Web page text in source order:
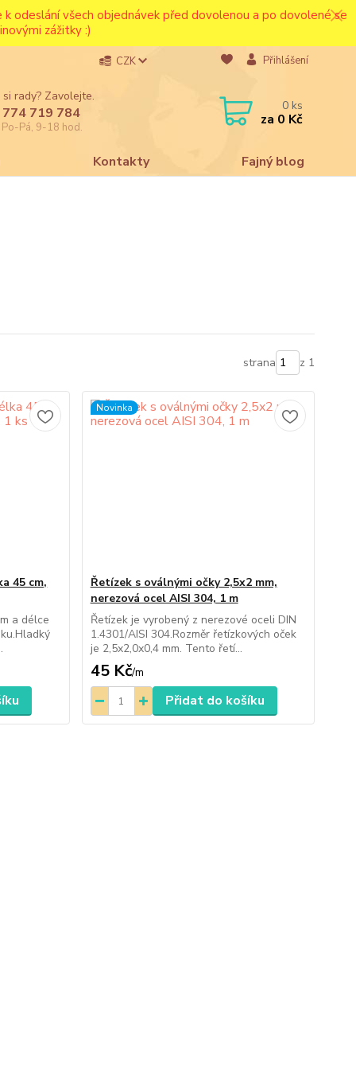
odeslání všech objednávek před dovolenou a po dovolené se
zážitky :)
Kontakty Fajný blog
CZK Přihlášení
rady? Zavolejte.
719 784
Pá, 9-18 hod.
0 ks
za 0 Kč
strana z 1
45 cm,
a délce
Novinka
Řetízek s oválnými očky 2,5x2 mm,
nerezová ocel AISI 304, 1 m
Řetízek je vyrobený z nerezové oceli DIN
1.4301/AISI 304.Rozměr řetízkových oček
je 2,5x2,0x0,4 mm. Tento řetí...
45 Kč/m
Přidat do košíku